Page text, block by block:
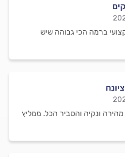
ברמה הכי גבוהה שיש
ונקיה והסביר הכל. ממליץ